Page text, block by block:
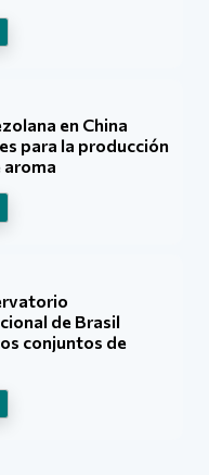
en China
para la producción
aroma
de Brasil
conjuntos de